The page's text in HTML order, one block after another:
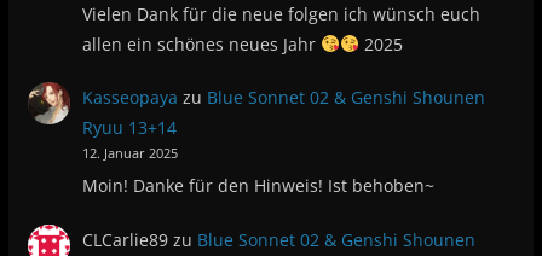
Vielen Dank für die neue folgen ich wünsch euch
allen ein schönes neues Jahr
2025
Kasseopaya zu Blue Sonnet 02 & Genshi Shounen
Ryuu 13+14
12. Januar 2025
Moin! Danke für den Hinweis! Ist behoben~
CLCarlie89 zu Blue Sonnet 02 & Genshi Shounen